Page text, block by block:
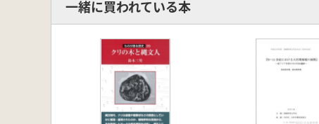
一緒に買われている本